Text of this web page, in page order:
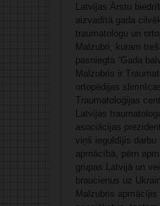
Latvijas Ārstu
aizvadītā gada
traumatologu un
Malzubri, kuram
pasniegta “Gada
Malzubris ir
ortopēdijas
Traumatoloģijas
Latvijas
asociācijas
viņš ieguldījis darbu
apmācībā, pērn
grupas Latvijā un
braucienus uz
Malzubris apmācījis